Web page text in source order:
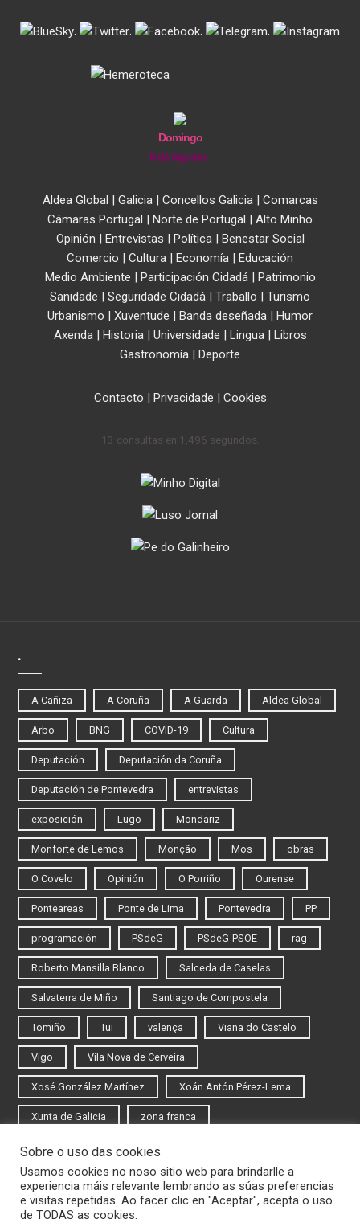
. . . .
Domingo
9 de Agosto
Aldea Global | Galicia| Concellos Galicia| Comarcas
Cámaras Portugal | Norte de Portugal | Alto Minho
Opinión | Entrevistas | Política| Benestar Social
Comercio | Cultura | Economía | Educación
Medio Ambiente | Participación Cidadá| Patrimonio
Sanidade | Seguridade Cidadá | Traballo | Turismo
Urbanismo | Xuventude | Banda deseñada | Humor
Axenda| Historia| Universidade | Lingua| Libros
Gastronomía | Deporte
Contacto | Privacidade | Cookies
13 consultas en 1,496 segundos.
.
A Cañiza A Coruña A Guarda Aldea Global
Arbo BNG COVID-19 Cultura
Deputación Deputación da Coruña
Deputación de Pontevedra entrevistas
exposición Lugo Mondariz
Monforte de Lemos Monção Mos obras
O Covelo Opinión O Porriño Ourense
Ponteareas Ponte de Lima Pontevedra PP
programación PSdeG PSdeG-PSOE rag
Roberto Mansilla Blanco Salceda de Caselas
Salvaterra de Miño Santiago de Compostela
Tomiño Tui valença Viana do Castelo
Vigo Vila Nova de Cerveira
Xosé González Martínez Xoán Antón Pérez-Lema
Xunta de Galicia zona franca
Iniciar sesión
Rexistrarse
Sobre o uso das cookies
Usamos cookies no noso sitio web para brindarlle a
experiencia máis relevante lembrando as súas preferencias
e visitas repetidas. Ao facer clic en "Aceptar", acepta o uso
de TODAS as cookies.